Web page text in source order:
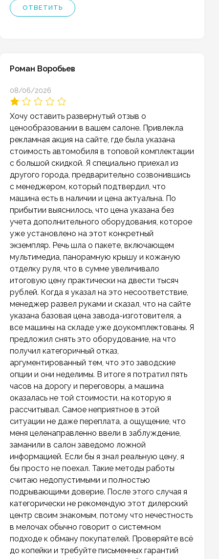
ОТВЕТИТЬ
Роман Воробьев
08/06/2026
Хочу оставить развернутый отзыв о
ценообразовании в вашем салоне. Привлекла
рекламная акция на сайте, где была указана
стоимость автомобиля в топовой комплектации
с большой скидкой. Я специально приехал из
другого города, предварительно созвонившись
с менеджером, который подтвердил, что
машина есть в наличии и цена актуальна. По
прибытии выяснилось, что цена указана без
учета дополнительного оборудования, которое
уже установлено на этот конкретный
экземпляр. Речь шла о пакете, включающем
мультимедиа, панорамную крышу и кожаную
отделку руля, что в сумме увеличивало
итоговую цену практически на двести тысяч
рублей. Когда я указал на это несоответствие,
менеджер развел руками и сказал, что на сайте
указана базовая цена завода-изготовителя, а
все машины на складе уже доукомплектованы. Я
предложил снять это оборудование, на что
получил категоричный отказ,
аргументированный тем, что это заводские
опции и они неделимы. В итоге я потратил пять
часов на дорогу и переговоры, а машина
оказалась не той стоимости, на которую я
рассчитывал. Самое неприятное в этой
ситуации не даже переплата, а ощущение, что
меня целенаправленно ввели в заблуждение,
заманили в салон заведомо ложной
информацией. Если бы я знал реальную цену, я
бы просто не поехал. Такие методы работы
считаю недопустимыми и полностью
подрывающими доверие. После этого случая я
категорически не рекомендую этот дилерский
центр своим знакомым, потому что нечестность
в мелочах обычно говорит о системном
подходе к обману покупателей. Проверяйте всё
до копейки и требуйте письменных гарантий